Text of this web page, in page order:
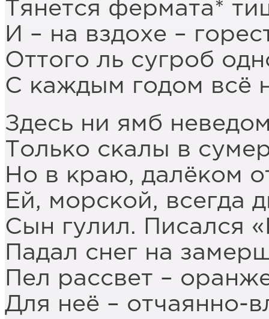
Тянется фермата*
И – на вздохе –
Оттого ль сугроб
С каждым годом всё
Здесь ни ямб
Только скалы в
Но в краю, далёком
Ей, морской, всегда
Сын гулил. Писался
Падал снег на
Пел рассвет –
Для неё – отчаянно-